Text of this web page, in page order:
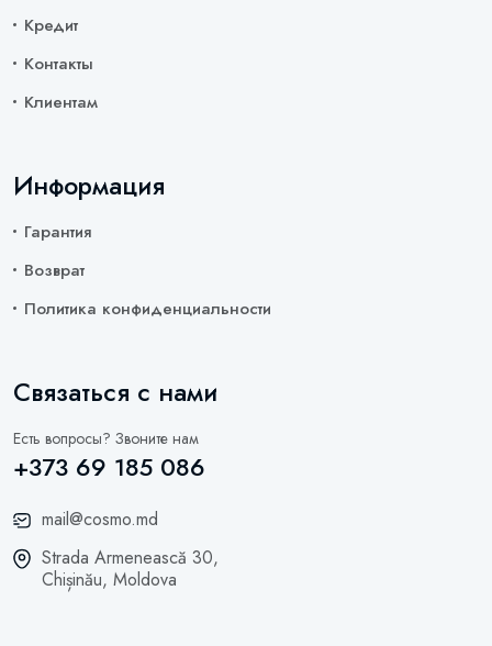
Кредит
Контакты
Клиентам
Информация
Гарантия
Возврат
Политика конфиденциальности
Связаться с нами
Есть вопросы? Звоните нам
+373 69 185 086
mail@cosmo.md
Strada Armenească 30,
Chișinău, Moldova